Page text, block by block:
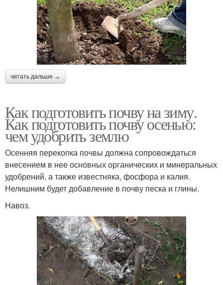
читать дальше →
Как подготовить почву на зиму.
Как подготовить почву осенью:
чем удобрить землю
Осенняя перекопка почвы должна сопровождаться
внесением в нее основных органических и минеральных
удобрений, а также известняка, фосфора и калия.
Нелишним будет добавление в почву песка и глины.
Навоз.